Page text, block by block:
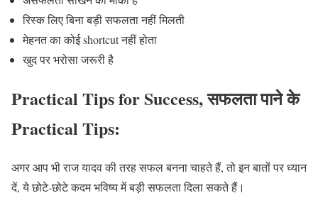
रिस्क लिए बिना बड़ी सफलता नहीं मिलती
मेहनत का कोई shortcut नहीं होता
खुद पर भरोसा जरूरी है
Practical Tips for Success, सफलता पाने के
Practical Tips:
अगर आप भी राज यादव की तरह सफल बनना चाहते हैं, तो इन बातों पर ध्यान
दें, ये छोटे-छोटे कदम भविष्य में बड़ी सफलता दिला सकते हैं।